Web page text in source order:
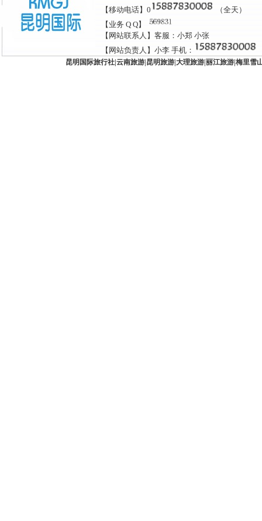
【移动电话】0
（全天）
【业务 Q Q】
【网站联系人】客服：小郑 小张
【网站负责人】小李 手机：
昆明国际旅行社| 云南旅游| 昆明旅游| 大理旅游| 丽江旅游| 梅里雪